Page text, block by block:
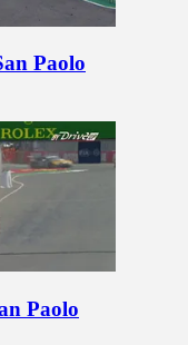
Paolo
Paolo